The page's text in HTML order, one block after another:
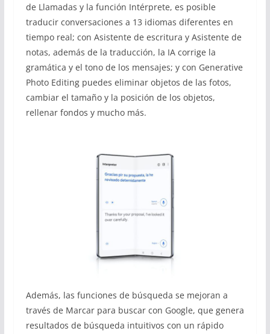
de Llamadas y la función Intérprete, es posible
traducir conversaciones a 13 idiomas diferentes en
tiempo real; con Asistente de escritura y Asistente de
notas, además de la traducción, la IA corrige la
gramática y el tono de los mensajes; y con Generative
Photo Editing puedes eliminar objetos de las fotos,
cambiar el tamaño y la posición de los objetos,
rellenar fondos y mucho más.
Además, las funciones de búsqueda se mejoran a
través de Marcar para buscar con Google, que genera
resultados de búsqueda intuitivos con un rápido